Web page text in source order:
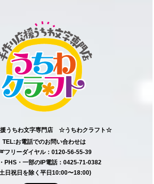
援うちわ文字専門店 ☆うちわクラフト☆
TEL:お電話でのお問い合わせは
フリーダイヤル：0120-56-55-39
PHS・一部のIP電話：0425-71-0382
日祝日を除く平日10:00〜18:00)